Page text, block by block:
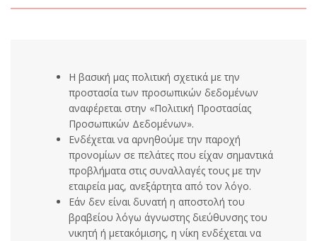
Η βασική μας πολιτική σχετικά με την
προστασία των προσωπικών δεδομένων
αναφέρεται στην «Πολιτική Προστασίας
Προσωπικών Δεδομένων».
Ενδέχεται να αρνηθούμε την παροχή
προνομίων σε πελάτες που είχαν σημαντικά
προβλήματα στις συναλλαγές τους με την
εταιρεία μας, ανεξάρτητα από τον λόγο.
Εάν δεν είναι δυνατή η αποστολή του
βραβείου λόγω άγνωστης διεύθυνσης του
νικητή ή μετακόμισης, η νίκη ενδέχεται να